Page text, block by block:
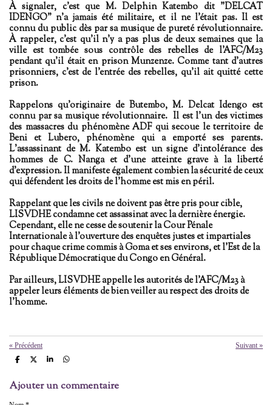
À signaler, c'est que M. Delphin Katembo dit "DELCAT
IDENGO" n'a jamais été militaire, et il ne l'était pas. Il est
connu du public dès par sa musique de pureté révolutionnaire.
À rappeler, c'est qu'il n'y a pas plus de deux semaines que la
ville est tombée sous contrôle des rebelles de l'AFC/M23
pendant qu'il était en prison Munzenze. Comme tant d'autres
prisonniers, c'est de l'entrée des rebelles, qu'il ait quitté cette
prison.
Rappelons qu'originaire de Butembo, M. Delcat Idengo est
connu par sa musique révolutionnaire. Il est l'un des victimes
des massacres du phénomène ADF qui secoue le territoire de
Beni et Lubero, phénomène qui a emporté ses parents.
L'assassinant de M. Katembo est un signe d'intolérance des
hommes de C. Nanga et d'une atteinte grave à la liberté
d'expression. Il manifeste également combien la sécurité de ceux
qui défendent les droits de l'homme est mis en péril.
Rappelant que les civils ne doivent pas être pris pour cible,
LISVDHE condamne cet assassinat avec la dernière énergie.
Cependant, elle ne cesse de soutenir la Cour Pénale
Internationale à l'ouverture des enquêtes justes et impartiales
pour chaque crime commis à Goma et ses environs, et l'Est de la
République Démocratique du Congo en Général.
Par ailleurs, LISVDHE appelle les autorités de l'AFC/M23 à
appeler leurs éléments de bien veiller au respect des droits de
l'homme.
« Précédent Suivant »
P
t
a
P
t
a
P
t
a
P
t
a
Ajouter un commentaire